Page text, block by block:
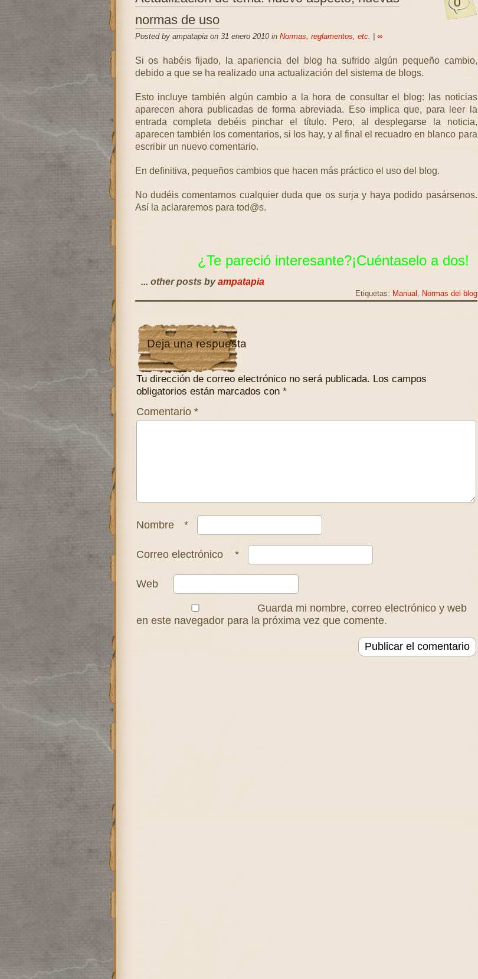
normas de uso
Posted by ampatapia on 31 enero 2010 in Normas, reglamentos, etc. ∞
Si os habéis fijado, la apariencia del blog ha sufrido algún pequeño cambio,
debido a que se ha realizado una actualización del sistema de blogs.
Esto incluye también algún cambio a la hora de consultar el blog: las noticias
aparecen ahora publicadas de forma abreviada. Eso implica que, para leer la
entrada completa debéis pinchar el título. Pero, al desplegarse la noticia,
aparecen también los comentarios, si los hay, y al final el recuadro en blanco para
escribir un nuevo comentario.
En definitiva, pequeños cambios que hacen más práctico el uso del blog.
No dudéis comentarnos cualquier duda que os surja y haya podido pasársenos.
Así la aclararemos para tod@s.
¿Te pareció interesante?¡Cuéntaselo a dos!
... other posts byampatapia
Etiquetas: Manual , Normas del blog
Deja una respuesta
Tu dirección de correo electrónico no será publicada. Los campos
obligatorios están marcados con *
Comentario *
Nombre *
Correo electrónico *
Web
Guarda mi nombre, correo electrónico y web
en este navegador para la próxima vez que comente.